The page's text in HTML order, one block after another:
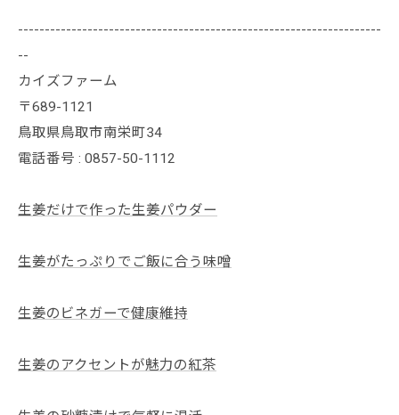
--------------------------------------------------------------------
--
カイズファーム
〒689-1121
鳥取県鳥取市南栄町34
電話番号 : 0857-50-1112
生姜だけで作った生姜パウダー
生姜がたっぷりでご飯に合う味噌
生姜のビネガーで健康維持
生姜のアクセントが魅力の紅茶